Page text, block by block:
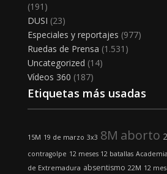
(191)
DUSI (23)
Especiales y reportajes (977)
Ruedas de Prensa (1.531)
Uncategorized (14)
Vídeos 360 (187)
Etiquetas más usadas
15M 19 de marzo 3x3 8M aborto
contragolpe 12 meses 12 batallas
de Extremadura absentismo 22M 12